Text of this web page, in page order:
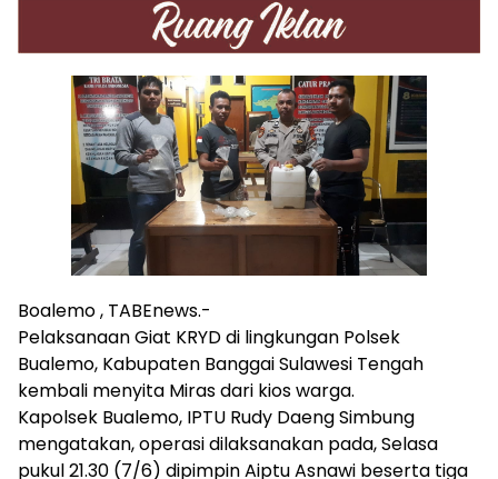
Boalemo , TABEnews.-
Pelaksanaan Giat KRYD di lingkungan Polsek
Bualemo, Kabupaten Banggai Sulawesi Tengah
kembali menyita Miras dari kios warga.
Kapolsek Bualemo, IPTU Rudy Daeng Simbung
mengatakan, operasi dilaksanakan pada, Selasa
pukul 21.30 (7/6) dipimpin Aiptu Asnawi beserta tiga